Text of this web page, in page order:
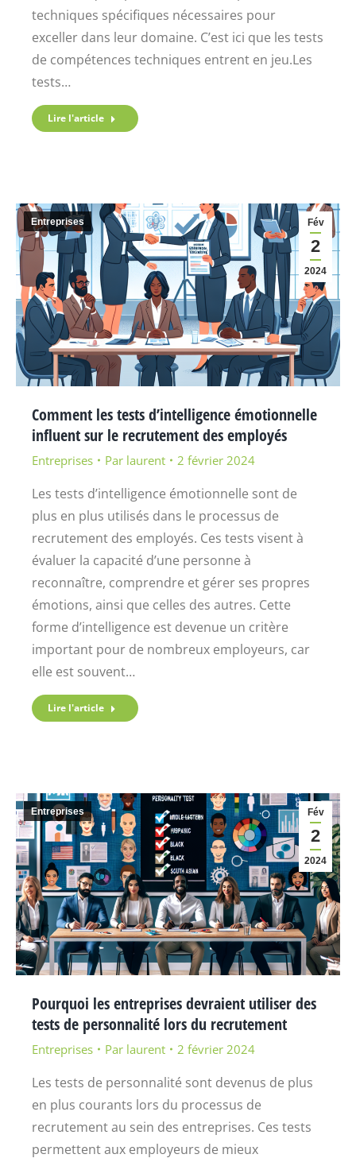
techniques spécifiques nécessaires pour
exceller dans leur domaine. C’est ici que les tests
de compétences techniques entrent en jeu.Les
tests…
Lire l'article
Fév
2
2024
Entreprises
Comment les tests d’intelligence émotionnelle
influent sur le recrutement des employés
Entreprises Par laurent 2 février 2024
Les tests d’intelligence émotionnelle sont de
plus en plus utilisés dans le processus de
recrutement des employés. Ces tests visent à
évaluer la capacité d’une personne à
reconnaître, comprendre et gérer ses propres
émotions, ainsi que celles des autres. Cette
forme d’intelligence est devenue un critère
important pour de nombreux employeurs, car
elle est souvent…
Lire l'article
Fév
2
2024
Entreprises
Pourquoi les entreprises devraient utiliser des
tests de personnalité lors du recrutement
Entreprises Par laurent 2 février 2024
Les tests de personnalité sont devenus de plus
en plus courants lors du processus de
recrutement au sein des entreprises. Ces tests
permettent aux employeurs de mieux